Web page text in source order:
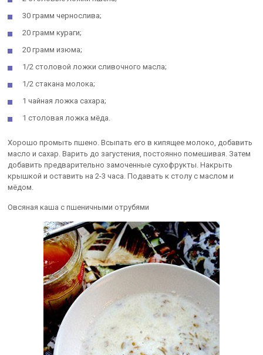
30 грамм чернослива;
20 грамм кураги;
20 грамм изюма;
1/2 столовой ложки сливочного масла;
1/2 стакана молока;
1 чайная ложка сахара;
1 столовая ложка мёда.
Хорошо промыть пшено. Всыпать его в кипящее молоко, добавить
масло и сахар. Варить до загустения, постоянно помешивая. Затем
добавить предварительно замоченные сухофрукты. Накрыть
крышкой и оставить на 2-3 часа. Подавать к столу с маслом и
мёдом.
Овсяная каша с пшеничными отрубями